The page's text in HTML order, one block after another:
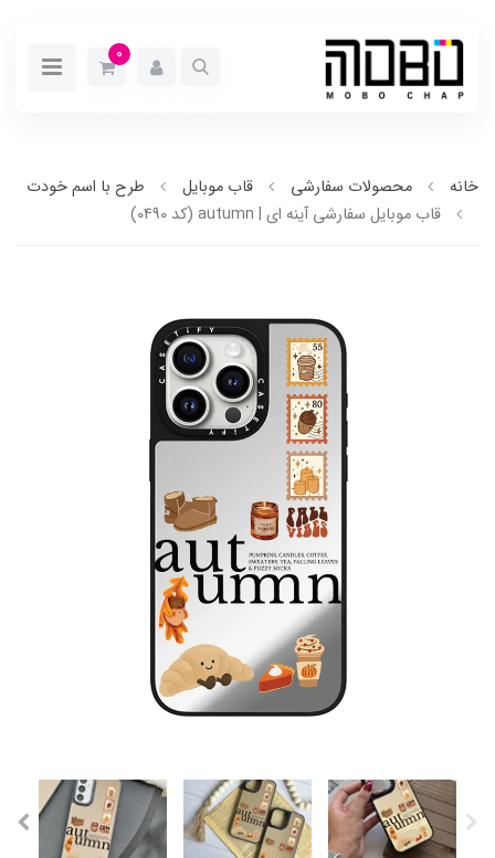
0
خانه محصولات سفارشی قاب موبایل
طرح با اسم خودت
قاب موبایل سفارشی آینه ای | autumn (کد 0490)